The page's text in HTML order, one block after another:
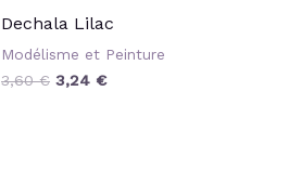
Dechala Lilac
Modélisme et Peinture
3,60€ 3,24 €